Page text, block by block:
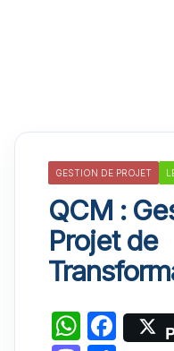
GESTION DE PROJET
QCM :
Projet de
W F